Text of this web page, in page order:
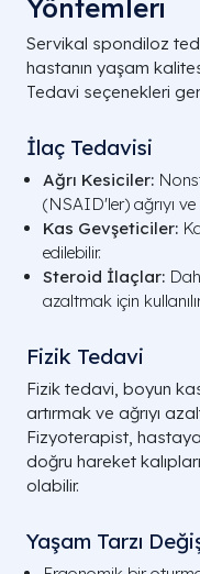
Yöntemleri
Servikal spondiloz
hastanın yaşam
Tedavi seçenekleri
İlaç Tedavisi
Ağrı Kesiciler:
(NSAID'ler) ağrıyı ve
Kas Gevşeticiler:
edilebilir.
Steroid İlaçlar:
azaltmak için
Fizik Tedavi
Fizik tedavi, boyun
artırmak ve ağrıyı
Fizyoterapist, hastaya
doğru hareket
olabilir.
Yaşam Tarzı